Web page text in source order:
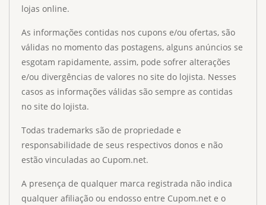
lojas online.
As informações contidas nos cupons e/ou ofertas, são
válidas no momento das postagens, alguns anúncios se
esgotam rapidamente, assim, pode sofrer alterações
e/ou divergências de valores no site do lojista. Nesses
casos as informações válidas são sempre as contidas
no site do lojista.
Todas trademarks são de propriedade e
responsabilidade de seus respectivos donos e não
estão vinculadas ao Cupom.net.
A presença de qualquer marca registrada não indica
qualquer afiliação ou endosso entre Cupom.net e o